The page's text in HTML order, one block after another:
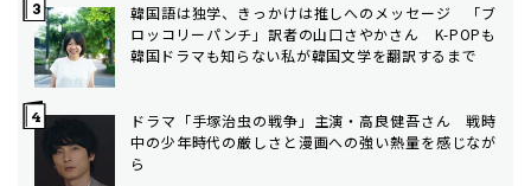
韓国語は独学、きっかけは推しへのメッセージ 「ブ
ロッコリーパンチ」訳者の山口さやかさん K-POPも
韓国ドラマも知らない私が韓国文学を翻訳するまで
ドラマ「手塚治虫の戦争」主演・高良健吾さん 戦時
中の少年時代の厳しさと漫画への強い熱量を感じなが
ら